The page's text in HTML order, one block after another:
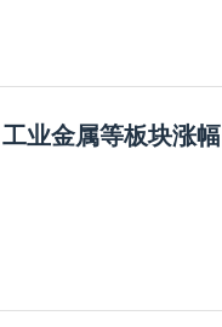
业金属等板块涨幅